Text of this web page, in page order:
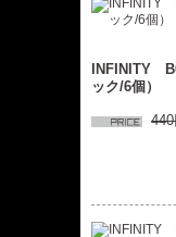
INFINITY
ック/6個）